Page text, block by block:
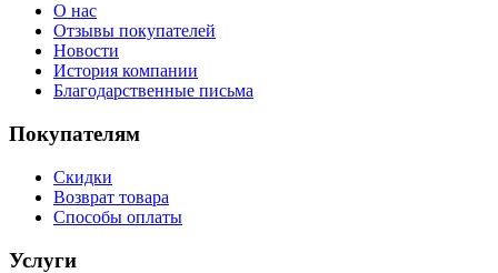
О нас
Отзывы покупателей
Новости
История компании
Благодарственные письма
Покупателям
Скидки
Возврат товара
Способы оплаты
Услуги